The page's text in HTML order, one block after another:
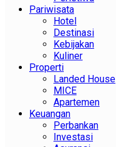
Pariwisata
Hotel
Destinasi
Kebijakan
Kuliner
Properti
Landed House
MICE
Apartemen
Keuangan
Perbankan
Investasi